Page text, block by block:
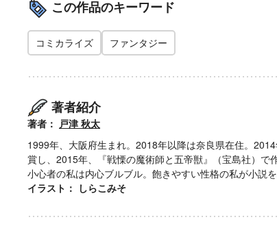
この作品のキーワード
コミカライズ ファンタジー
著者紹介
著者： 戸津 秋太
1999年、大阪府生まれ。2018年以降は奈良県在住。
賞し、2015年、『戦慄の魔術師と五帝獣』（宝島社）で
小心者の私は内心ブルブル。飽きやすい性格の私が小説
イラスト： しらこみそ